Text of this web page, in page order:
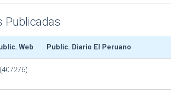
Publicadas
Web Public. Diario El Peruano